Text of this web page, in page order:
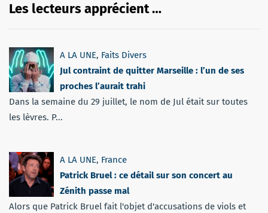
Les lecteurs apprécient …
A LA UNE, Faits Divers
Jul contraint de quitter Marseille : l’un de ses
proches l’aurait trahi
Dans la semaine du 29 juillet, le nom de Jul était sur toutes
les lèvres. P...
A LA UNE, France
Patrick Bruel : ce détail sur son concert au
Zénith passe mal
Alors que Patrick Bruel fait l'objet d'accusations de viols et